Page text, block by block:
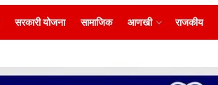
सरकारी योजना सामाजिक आणखी राजकीय